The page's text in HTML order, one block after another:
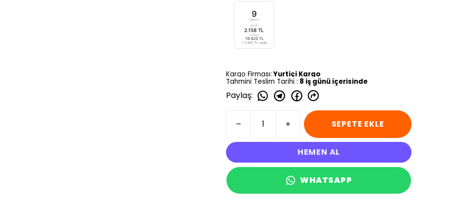
9
taksit
aylık
2.158 TL
toplam
19.420 TL
+3.882 TL vade
Kargo Firması: Yurtiçi Kargo
Tahmini Teslim Tarihi : 8 iş günü içerisinde
Paylaş:
SEPETE EKLE
HEMEN AL
WHATSAPP